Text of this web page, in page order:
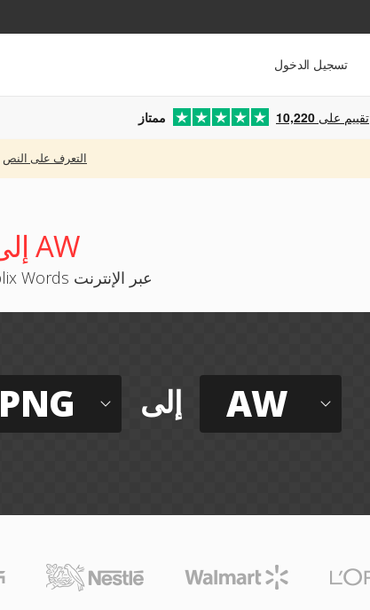
تسجيل الدخول
ممتاز 10,220 تقييم على
التعرف على النص
محوّل PNG إلى AW
حوّل PNG إلى تنسيق AW من Applix Words عبر الإنترنت
PNG إلى AW